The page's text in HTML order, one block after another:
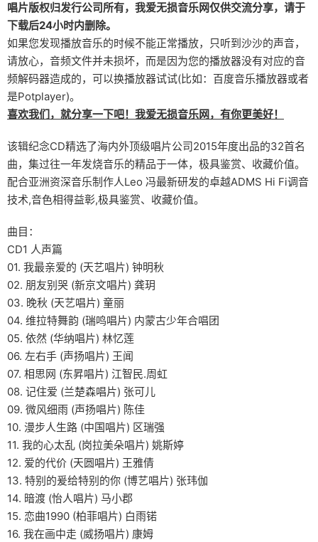
唱片版权归发行公司所有，我爱无损音乐网仅供交流分享，请于
下载后24小时内删除。
如果您发现播放音乐的时候不能正常播放，只听到沙沙的声音，
请放心，音频文件并未损坏，而是因为您的播放器没有对应的音
频解码器造成的，可以换播放器试试(比如：百度音乐播放器或者
是Potplayer)。
喜欢我们，就分享一下吧！我爱无损音乐网，有你更美好！
该辑纪念CD精选了海内外顶级唱片公司2015年度出品的32首名
曲，集过往一年发烧音乐的精品于一体，极具鉴赏、收藏价值。
配合亚洲资深音乐制作人Leo 冯最新研发的卓越ADMS Hi Fi调音
技术,音色相得益彰,极具鉴赏、收藏价值。
曲目：
CD1 人声篇
01. 我最亲爱的 (天艺唱片) 钟明秋
02. 朋友别哭 (新京文唱片) 龚玥
03. 晚秋 (天艺唱片) 童丽
04. 维拉特舞韵 (瑞鸣唱片) 内蒙古少年合唱团
05. 依然 (华纳唱片) 林忆莲
06. 左右手 (声扬唱片) 王闻
07. 相思网 (东昇唱片) 江智民.周虹
08. 记住爱 (兰楚森唱片) 张可儿
09. 微风细雨 (声扬唱片) 陈佳
10. 漫步人生路 (中国唱片) 区瑞强
11. 我的心太乱 (岗拉美朵唱片) 姚斯婷
12. 爱的代价 (天圆唱片) 王雅倩
13. 特别的爰给特别的你 (博艺唱片) 张玮伽
14. 暗渡 (怡人唱片) 马小郡
15. 恋曲1990 (柏菲唱片) 白雨锘
16. 我在画中走 (威扬唱片) 康姆